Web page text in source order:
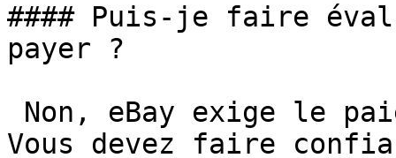
#### Puis-je faire
payer ?
Vous devez faire